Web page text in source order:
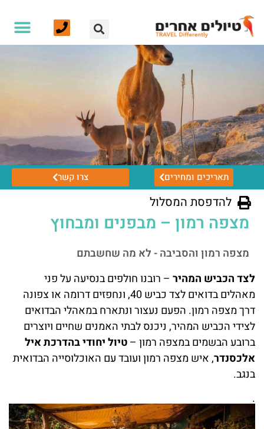
תאריכים ומחירים צרו קשר
להדפסת המסלול
מצפה רמון – מבפנים ומבחוץ
מצפה רמון והסביבה - לא מה שחשבתם
לצד הכביש המהיר – רובנו חולפים בנסיעה על פני
מאהלים בדואים לצד כביש 40, ונחפזים דרומה או צפונה
דרך מצפה רמון. הפעם נעצור ונתארח במאהלי הבדואים
לצידי הכביש המהיר, ניכנס לבתי האמנים שחיים ויוצרים
ברובע הבשמים במצפה רמון –טיול יחודיבהדרכת איל
אלכסנדר, איש מצפה רמון ועובד עם האוכלוסייה הבדואית
בנגב.
.